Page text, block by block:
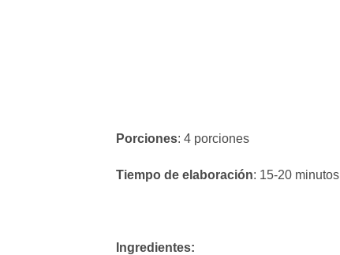
Porciones: 4 porciones
Tiempo de elaboración: 15-20 minutos
Ingredientes: